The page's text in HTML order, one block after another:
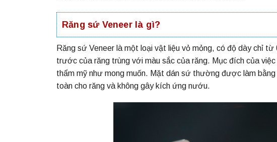
Răng sứ Veneer là gì?
Răng sứ Veneer là một loại vật liệu vỏ mỏng, có độ dày chỉ
trước của răng trùng với màu sắc của răng. Mục đích của
thẩm mỹ như mong muốn. Mặt dán sứ thường được làm
toàn cho răng và không gây kích ứng nướu.